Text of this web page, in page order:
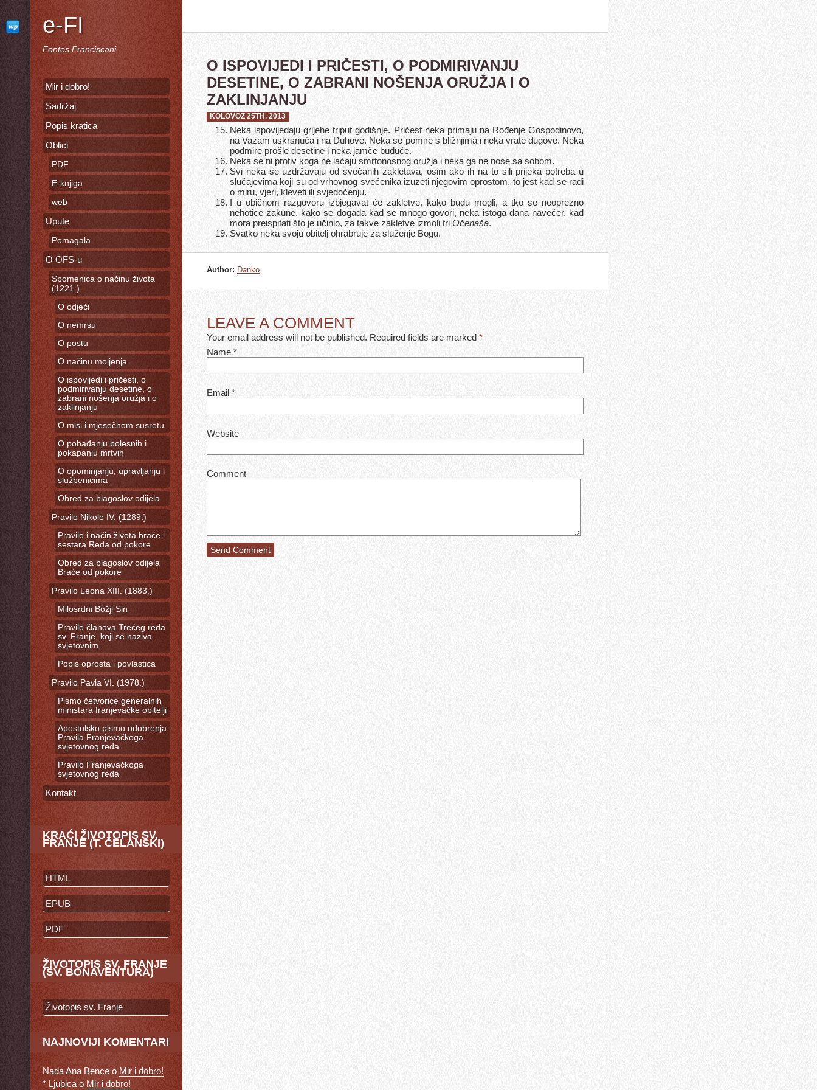
O ISPOVIJEDI I PRIČESTI, O PODMIRIVANJU
DESETINE, O ZABRANI NOŠENJA ORUŽJA I O
ZAKLINJANJU
KOLOVOZ 25TH, 2013
Neka ispovijedaju grijehe triput godišnje. Pričest neka primaju na Rođenje Gospodinovo,
na Vazam uskrsnuća i na Duhove. Neka se pomire s bližnjima i neka vrate dugove. Neka
podmire prošle desetine i neka jamče buduće.
Neka se ni protiv koga ne laćaju smrtonosnog oružja i neka ga ne nose sa sobom.
Svi neka se uzdržavaju od svečanih zakletava, osim ako ih na to sili prijeka potreba u
slučajevima koji su od vrhovnog svećenika izuzeti njegovim oprostom, to jest kad se radi
o miru, vjeri, kleveti ili svjedočenju.
I u običnom razgovoru izbjegavat će zakletve, kako budu mogli, a tko se neoprezno
nehotice zakune, kako se događa kad se mnogo govori, neka istoga dana navečer, kad
mora preispitati što je učinio, za takve zakletve izmoli tri Očenaša.
Svatko neka svoju obitelj ohrabruje za služenje Bogu.
Author: Danko
LEAVE A COMMENT
Your email address will not be published. Required fields are marked *
Name *
Email *
Website
Comment
e-FI
Fontes Franciscani
Mir i dobro!
Sadržaj
Popis kratica
Oblici
PDF
E-knjiga
web
Upute
Pomagala
O OFS-u
Spomenica o načinu života
(1221.)
O odjeći
O nemrsu
O postu
O načinu moljenja
O ispovijedi i pričesti, o
podmirivanju desetine, o
zabrani nošenja oružja i o
zaklinjanju
O misi i mjesečnom susretu
O pohađanju bolesnih i
pokapanju mrtvih
O opominjanju, upravljanju i
službenicima
Obred za blagoslov odijela
Pravilo Nikole IV. (1289.)
Pravilo i način života braće i
sestara Reda od pokore
Obred za blagoslov odijela
Braće od pokore
Pravilo Leona XIII. (1883.)
Milosrdni Božji Sin
Pravilo članova Trećeg reda
sv. Franje, koji se naziva
svjetovnim
Popis oprosta i povlastica
Pravilo Pavla VI. (1978.)
Pismo četvorice generalnih
ministara franjevačke obitelji
Apostolsko pismo odobrenja
Pravila Franjevačkoga
svjetovnog reda
Pravilo Franjevačkoga
svjetovnog reda
Kontakt
KRAĆI ŽIVOTOPIS SV.
FRANJE (T. ČELANSKI)
HTML
EPUB
PDF
ŽIVOTOPIS SV. FRANJE
(SV. BONAVENTURA)
Životopis sv. Franje
NAJNOVIJI KOMENTARI
Nada Ana Bence o Mir i dobro!
* Ljubica o Mir i dobro!